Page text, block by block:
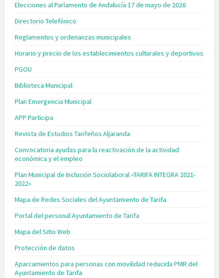
Elecciones al Parlamento de Andalucía 17 de mayo de 2026
Directorio Telefónico
Reglamentos y ordenanzas municipales
Horario y precio de los establecimientos culturales y deportivos
PGOU
Biblioteca Municipal
Plan Emergencia Municipal
APP Participa
Revista de Estudios Tarifeños Aljaranda
Convocatoria ayudas para la reactivación de la actividad
económica y el empleo
Plan Municipal de Inclusión Sociolaboral «TARIFA INTEGRA 2021-
2022»
Mapa de Redes Sociales del Ayuntamiento de Tarifa
Portal del personal Ayuntamiento de Tarifa
Mapa del Sitio Web
Protección de datos
Aparcamientos para personas con movilidad reducida PMR del
Ayuntamiento de Tarifa